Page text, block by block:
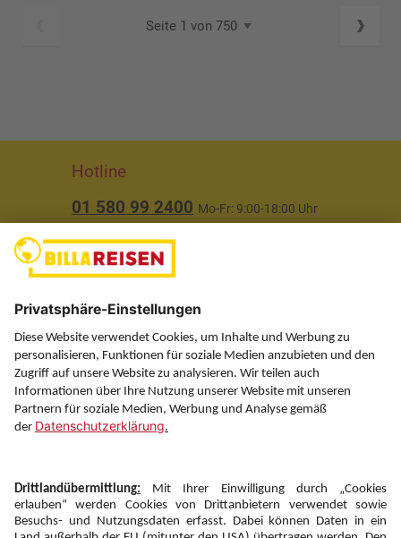
Seite 1 von 750
Hotline
01 580 99 2400 Mo-Fr: 9:00-18:00 Uhr
Über uns
Service
Information
Folgen Sie uns auf
Newsletter: